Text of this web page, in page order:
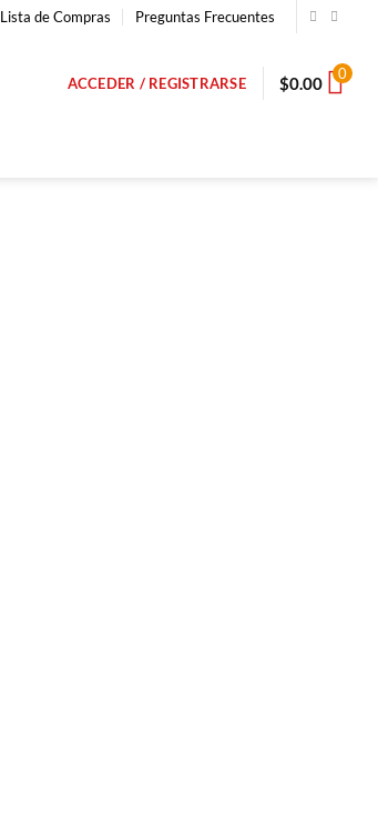
Lista de Compras Preguntas Frecuentes
ACCEDER / REGISTRARSE $0.00 0